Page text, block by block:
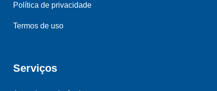
Política de privacidade
Termos de uso
Serviços